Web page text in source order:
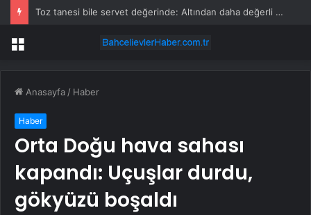
Toz tanesi bile servet değerinde: Altından daha değerli mineral keşfedildi
Menü
Anasayfa / Haber
Haber
Orta Doğu hava sahası
kapandı: Uçuşlar durdu,
gökyüzü boşaldı